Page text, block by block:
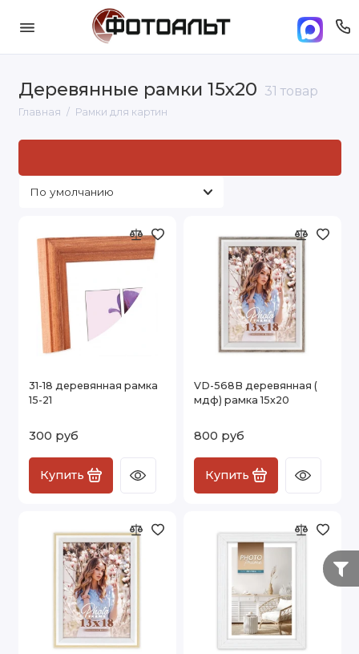
Деревянные рамки 15х20 31 товар
Главная Рамки для картин
31-18 деревянная рамка
15-21
300 руб
Купить
VD-568B деревянная (
мдф) рамка 15х20
800 руб
Купить